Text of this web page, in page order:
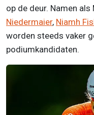
op de deur. Namen als
Niedermaier, Niamh
worden steeds vaker
podiumkandidaten.